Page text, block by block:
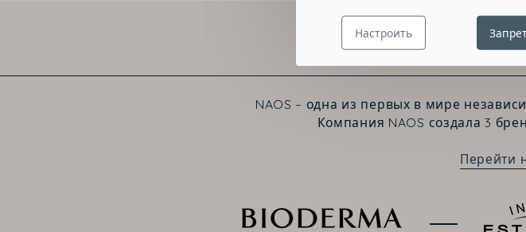
NAOS – одна из первых в мире
Компания NAOS создала 3
Перейти
Настроить